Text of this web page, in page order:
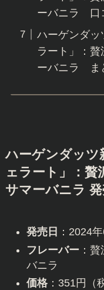
ーバニラ 口
ハーゲンダッ
ラート」：
ーバニラ ま
ハーゲンダッツ
ェラート」：贅
サマーバニラ
発売日 ：2024
フレーバー ：
バニラ
価格：351円（